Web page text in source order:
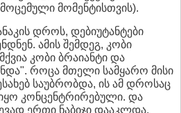
მომენტისთვის).
დროს, დებიუტანტები
ამის შემდეგ, კობი
კობი ბრაიანტი და
როცა მთელი სამყარო მისი
საუბრობდა, ის ამ დროსაც
იყო კონცენტრირებული. და
ერთი ნაბიჯი დააკლდა,